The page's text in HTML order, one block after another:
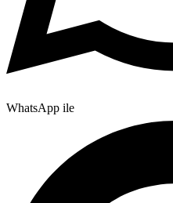
WhatsApp ile